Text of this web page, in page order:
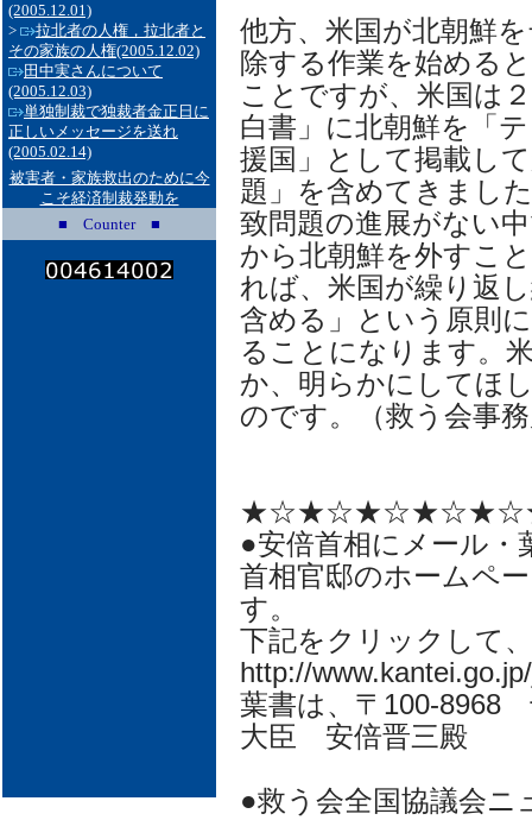
(2005.12.01)
>
拉北者の人権，拉北者と
その家族の人権(2005.12.02)
田中実さんについて
(2005.12.03)
単独制裁で独裁者金正日に
正しいメッセージを送れ
(2005.02.14)
被害者・家族救出のために今
こそ経済制裁発動を
■ Counter ■
他方、米国が北朝鮮
除する作業を始める
ことですが、米国は
白書」に北朝鮮を「
援国」として掲載し
題」を含めてきまし
致問題の進展がない
から北朝鮮を外すこ
れば、米国が繰り返
含める」という原則
ることになります。
か、明らかにしてほ
のです。（救う会事
●安倍首相にメール・
首相官邸のホームペ
す。
下記をクリックして
http://
葉書は、〒100-8968
大臣 安倍晋三殿
●救う会全国協議会ニ